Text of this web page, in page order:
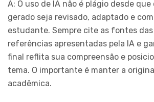
A: O uso de IA não é plágio desde
gerado seja revisado, adaptado e
estudante. Sempre cite as fontes
referências apresentadas pela IA e
final reflita sua compreensão e
tema. O importante é manter a
acadêmica.